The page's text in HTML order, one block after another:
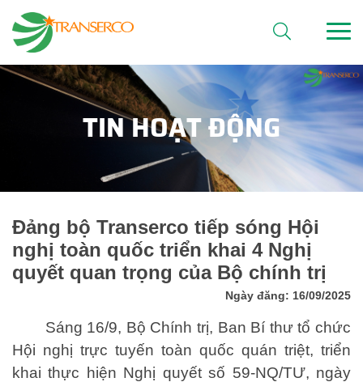
TIN HOẠT ĐỘNG
Đảng bộ Transerco tiếp sóng Hội
nghị toàn quốc triển khai 4 Nghị
quyết quan trọng của Bộ chính trị
Ngày đăng: 16/09/2025
Sáng 16/9, Bộ Chính trị, Ban Bí thư tổ chức
Hội nghị trực tuyến toàn quốc quán triệt, triển
khai thực hiện Nghị quyết số 59-NQ/TƯ, ngày